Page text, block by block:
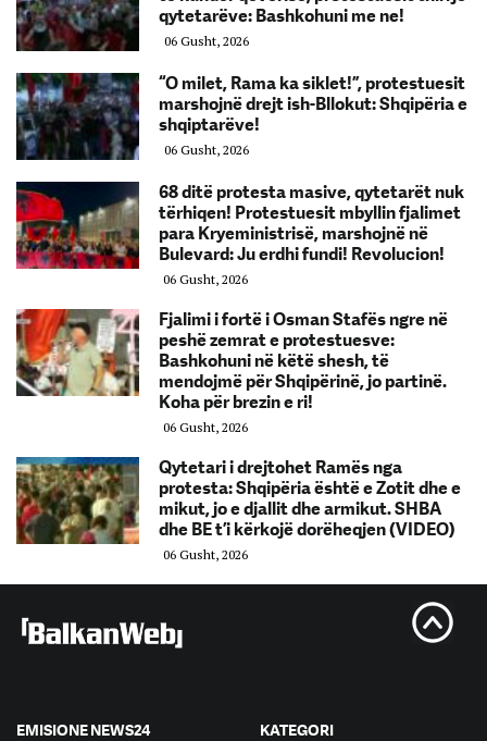
qytetarëve: Bashkohuni me ne!
06 Gusht, 2026
“O milet, Rama ka siklet!”, protestuesit
marshojnë drejt ish-Bllokut: Shqipëria e
shqiptarëve!
06 Gusht, 2026
68 ditë protesta masive, qytetarët nuk
tërhiqen! Protestuesit mbyllin fjalimet
para Kryeministrisë, marshojnë në
Bulevard: Ju erdhi fundi! Revolucion!
06 Gusht, 2026
Fjalimi i fortë i Osman Stafës ngre në
peshë zemrat e protestuesve:
Bashkohuni në këtë shesh, të
mendojmë për Shqipërinë, jo partinë.
Koha për brezin e ri!
06 Gusht, 2026
Qytetari i drejtohet Ramës nga
protesta: Shqipëria është e Zotit dhe e
mikut, jo e djallit dhe armikut. SHBA
dhe BE t’i kërkojë dorëheqjen (VIDEO)
06 Gusht, 2026
EMISIONE NEWS24 KATEGORI